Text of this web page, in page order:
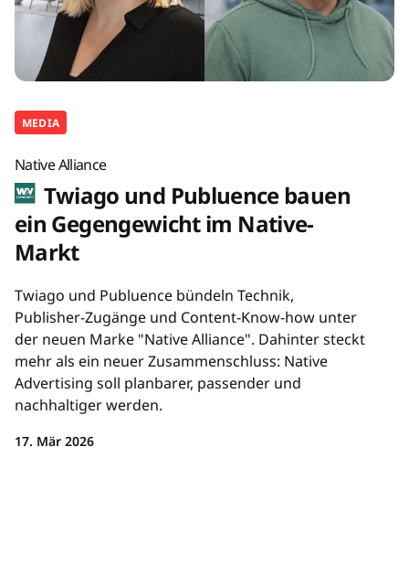
MEDIA
Native Alliance
Twiago und Publuence bauen
ein Gegengewicht im Native-
Markt
Twiago und Publuence bündeln Technik,
Publisher-Zugänge und Content-Know-how unter
der neuen Marke "Native Alliance". Dahinter steckt
mehr als ein neuer Zusammenschluss: Native
Advertising soll planbarer, passender und
nachhaltiger werden.
17. Mär 2026